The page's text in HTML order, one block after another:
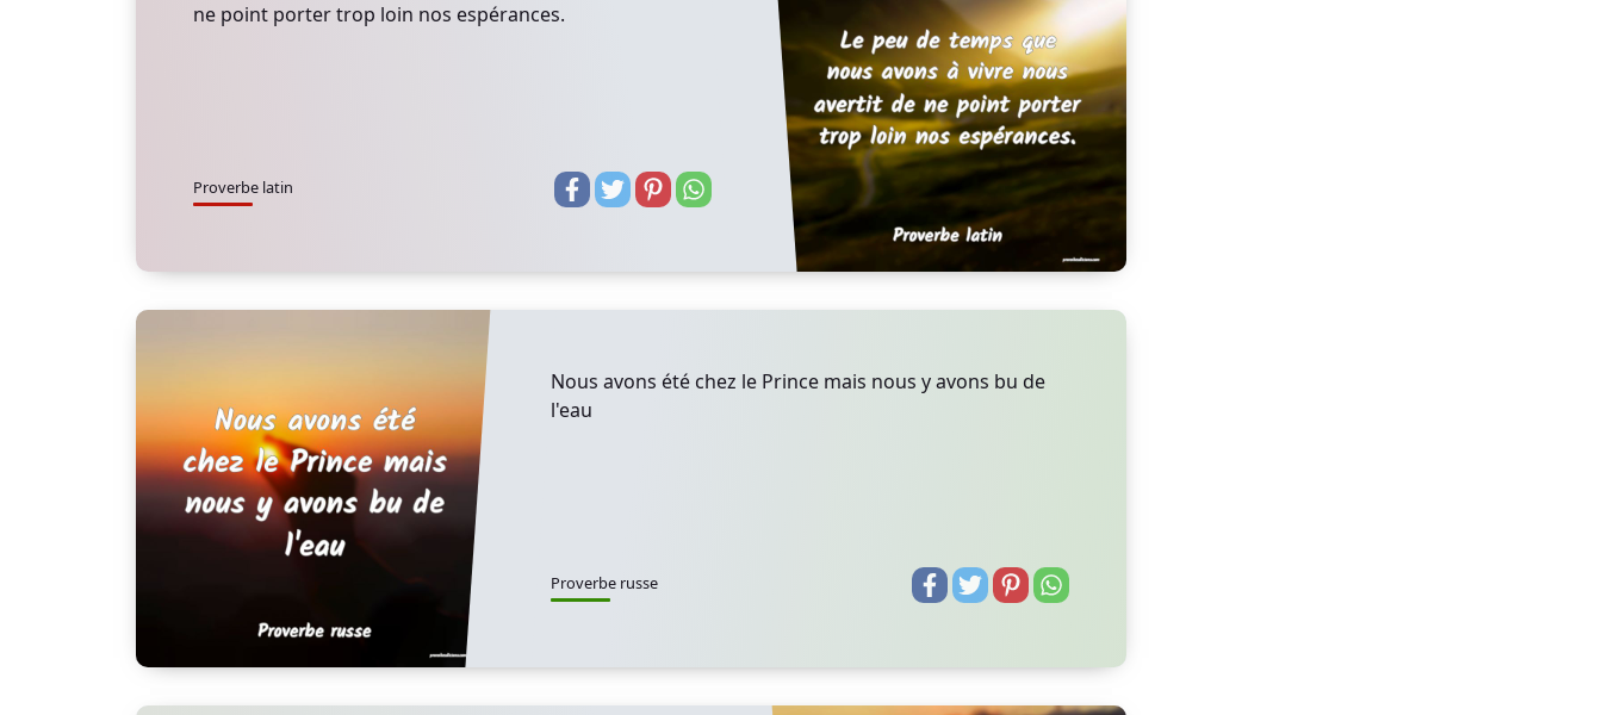
ne point porter trop loin nos espérances.
Proverbe latin
Nous avons été chez le Prince mais nous y avons bu de
l'eau
Proverbe russe